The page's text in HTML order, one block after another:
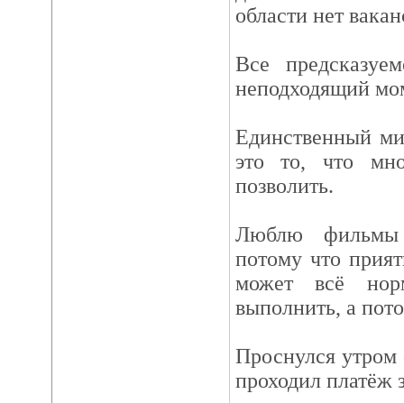
области нет
Все
неподходящий
Единственный
это то, что
позволить.
Люблю
потому что
может всё
выполнить, а
Проснулся утром
проходил платёж